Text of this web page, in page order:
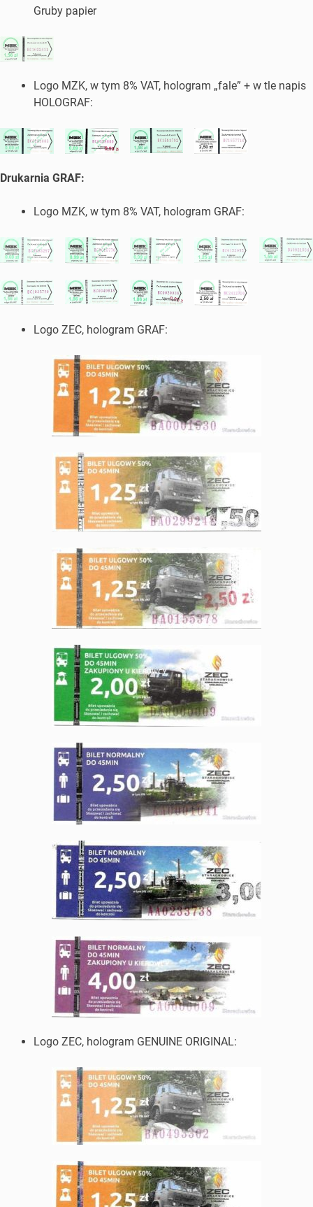
Gruby papier
Logo MZK, w tym 8% VAT, hologram „fale” + w tle napis
HOLOGRAF:
Drukarnia GRAF:
Logo MZK, w tym 8% VAT, hologram GRAF:
Logo ZEC, hologram GRAF:
Logo ZEC, hologram GENUINE ORIGINAL: